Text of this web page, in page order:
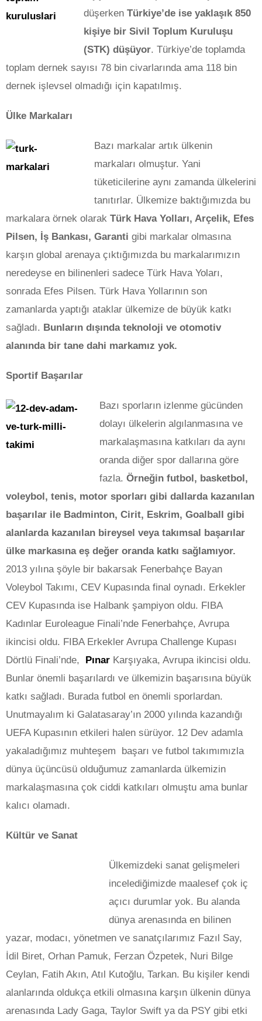
düşerken Türkiye’de ise yaklaşık 850
kişiye bir Sivil Toplum Kuruluşu
(STK) düşüyor. Türkiye’de toplamda
toplam dernek sayısı 78 bin civarlarında ama 118 bin
dernek işlevsel olmadığı için kapatılmış.
Ülke Markaları
Bazı markalar artık ülkenin
markaları olmuştur. Yani
tüketicilerine aynı zamanda ülkelerini
tanıtırlar. Ülkemize baktığımızda bu
markalara örnek olarak Türk Hava Yolları, Arçelik, Efes
Pilsen, İş Bankası, Garanti gibi markalar olmasına
karşın global arenaya çıktığımızda bu markalarımızın
neredeyse en bilinenleri sadece Türk Hava Yoları,
sonrada Efes Pilsen. Türk Hava Yollarının son
zamanlarda yaptığı ataklar ülkemize de büyük katkı
sağladı. Bunların dışında teknoloji ve otomotiv
alanında bir tane dahi markamız yok.
Sportif Başarılar
Bazı sporların izlenme gücünden
dolayı ülkelerin algılanmasına ve
markalaşmasına katkıları da aynı
oranda diğer spor dallarına göre
fazla. Örneğin futbol, basketbol,
voleybol, tenis, motor sporları gibi dallarda kazanılan
başarılar ile Badminton, Cirit, Eskrim, Goalball gibi
alanlarda kazanılan bireysel veya takımsal başarılar
ülke markasına eş değer oranda katkı sağlamıyor.
2013 yılına şöyle bir bakarsak Fenerbahçe Bayan
Voleybol Takımı, CEV Kupasında final oynadı. Erkekler
CEV Kupasında ise Halbank şampiyon oldu. FIBA
Kadınlar Euroleague Finali’nde Fenerbahçe, Avrupa
ikincisi oldu. FIBA Erkekler Avrupa Challenge Kupası
Dörtlü Finali’nde,
Pınar Karşıyaka, Avrupa ikincisi oldu.
Bunlar önemli başarılardı ve ülkemizin başarısına büyük
katkı sağladı. Burada futbol en önemli sporlardan.
Unutmayalım ki Galatasaray’ın 2000 yılında kazandığı
UEFA Kupasının etkileri halen sürüyor. 12 Dev adamla
yakaladığımız muhteşem başarı ve futbol takımımızla
dünya üçüncüsü olduğumuz zamanlarda ülkemizin
markalaşmasına çok ciddi katkıları olmuştu ama bunlar
kalıcı olamadı.
Kültür ve Sanat
Ülkemizdeki sanat gelişmeleri
incelediğimizde maalesef çok iç
açıcı durumlar yok. Bu alanda
dünya arenasında en bilinen
yazar, modacı, yönetmen ve sanatçılarımız Fazıl Say,
İdil Biret, Orhan Pamuk, Ferzan Özpetek, Nuri Bilge
Ceylan, Fatih Akın, Atıl Kutoğlu, Tarkan. Bu kişiler kendi
alanlarında oldukça etkili olmasına karşın ülkenin dünya
arenasında Lady Gaga, Taylor Swift ya da PSY gibi etki